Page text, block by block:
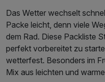
Das Wetter wechselt
Packe leicht, denn viele
dem Rad. Diese Packliste
perfekt vorbereitet zu
wetterfest. Besonders im
Mix aus leichten und